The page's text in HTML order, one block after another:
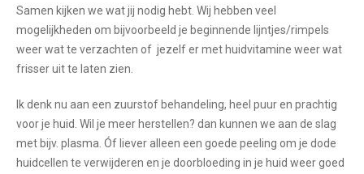
Samen kijken we wat jij nodig hebt. Wij hebben veel
mogelijkheden om bijvoorbeeld je beginnende lijntjes/rimpels
weer wat te verzachten of jezelf er met huidvitamine weer wat
frisser uit te laten zien.
Ik denk nu aan een zuurstof behandeling, heel puur en prachtig
voor je huid. Wil je meer herstellen? dan kunnen we aan de slag
met bijv. plasma. Óf liever alleen een goede peeling om je dode
huidcellen te verwijderen en je doorbloeding in je huid weer goed